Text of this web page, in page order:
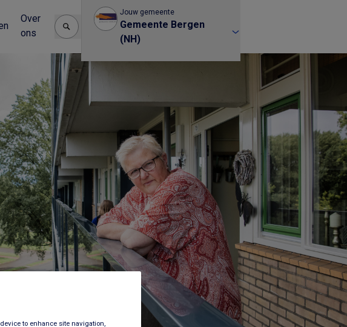
Over
ons
Jouw gemeente
Gemeente Bergen
(NH)
to enhance site navigation,